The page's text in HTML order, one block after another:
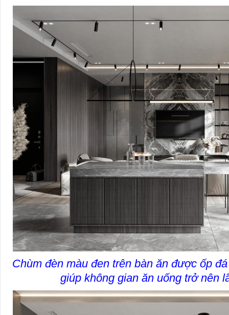
Chùm đèn màu đen trên bàn ăn được ốp
giúp không gian ăn uống trở nên